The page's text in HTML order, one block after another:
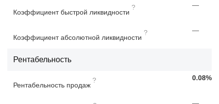
Коэффициент быстрой ликвидности
? —
Коэффициент абсолютной ликвидности
? —
Рентабельность
Рентабельность продаж
? 0.08%